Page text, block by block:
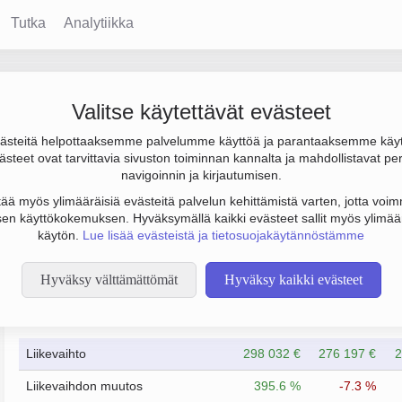
Tutka Analytiikka
Valitse käytettävät evästeet
helpottaaksemme palvelumme käyttöä ja parantaaksemme
ovat tarvittavia sivuston toiminnan kannalta ja mahdollistavat
navigoinnin ja kirjautumisen.
myös ylimääräisiä evästeitä palvelun kehittämistä varten, jotta
käyttökokemuksen. Hyväksymällä kaikki evästeet sallit myös
käytön. Lue lisää evästeistä ja tietosuojakäytännöstämme
Hyväksy välttämättömät Hyväksy kaikki evästeet
päätoimiala on Ohjelmistojen suunnittelu ja valmistus,
Taloustiedot
Liikevaihto 298 032 € 276 197 €
Liikevaihdon muutos 395.6 % -7.3 %